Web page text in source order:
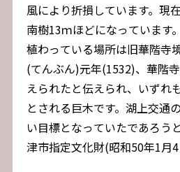
風により折損しています。現
南樹13ｍほどになっています
植わっている場所は旧華階寺
(てんぶん)元年(1532)、華階
えられたと伝えられ、いずれ
とされる巨木です。湖上交通
い目標となっていたであろう
津市指定文化財(昭和50年1月4